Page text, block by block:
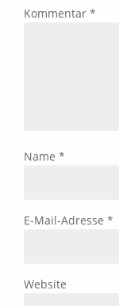
Kommentar *
Name *
E-Mail-Adresse *
Website